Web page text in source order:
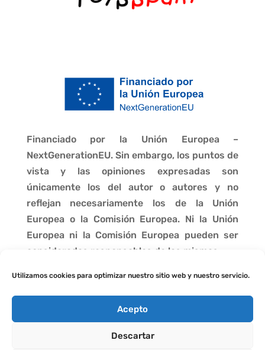
Utilizamos cookies para optimizar nuestro sitio web y nuestro servicio.
Acepto
Descartar
Financiado por la Unión Europea –
NextGenerationEU. Sin embargo, los puntos de
vista y las opiniones expresadas son
únicamente los del autor o autores y no
reflejan necesariamente los de la Unión
Europea o la Comisión Europea. Ni la Unión
Europea ni la Comisión Europea pueden ser
consideradas responsables de las mismas.